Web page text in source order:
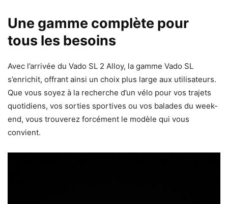
Une gamme complète pour
tous les besoins
Avec l’arrivée du Vado SL 2 Alloy, la gamme Vado SL
s’enrichit, offrant ainsi un choix plus large aux utilisateurs.
Que vous soyez à la recherche d’un vélo pour vos trajets
quotidiens, vos sorties sportives ou vos balades du week-
end, vous trouverez forcément le modèle qui vous
convient.